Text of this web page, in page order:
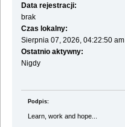
Data rejestracji:
brak
Czas lokalny:
Sierpnia 07, 2026, 04:22:50 am
Ostatnio aktywny:
Nigdy
Podpis:
Learn, work and hope...